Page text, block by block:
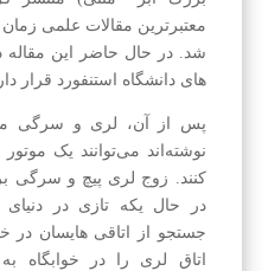
معتبرترین مقالات علمی زمان
شد. در حال حاضر این مقاله
های دانشگاه استنفورد قرار
پس‌ از آن، لری و سرگی
نوشته‌اند می‌توانند یک
کنند. زوج لری پیچ و سرگی
در حال یکه تازی در دنیای
جستجو از اتاقی هایسان در
اتاق لری را در خوابگاه به